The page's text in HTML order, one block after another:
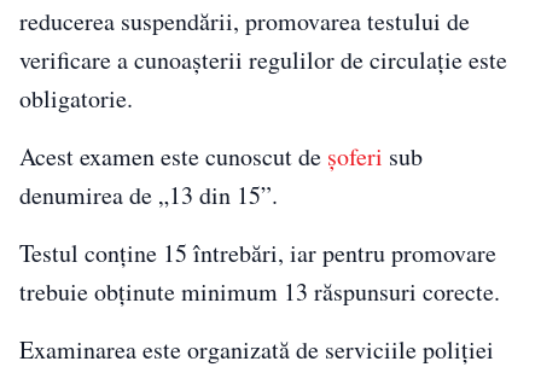
reducerea suspendării, promovarea testului de
verificare a cunoașterii regulilor de circulație este
obligatorie.
Acest examen este cunoscut de șoferi sub
denumirea de „13 din 15”.
Testul conține 15 întrebări, iar pentru promovare
trebuie obținute minimum 13 răspunsuri corecte.
Examinarea este organizată de serviciile poliției